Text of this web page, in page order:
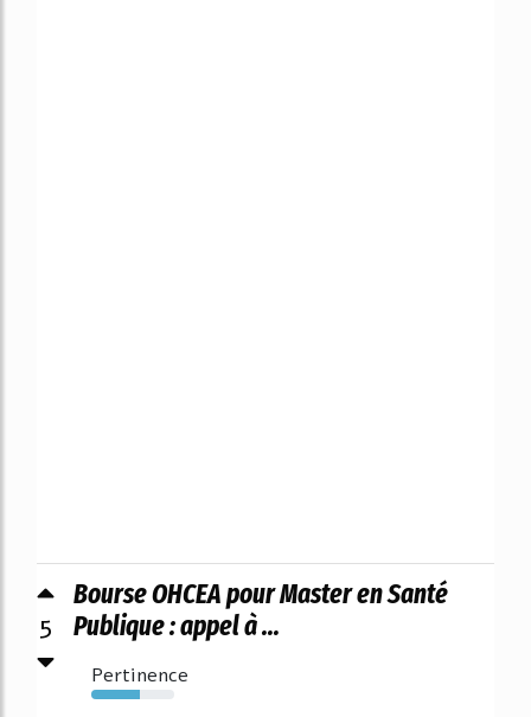
5
Bourse OHCEA pour Master en Santé
Publique : appel à ...
Pertinence
59%